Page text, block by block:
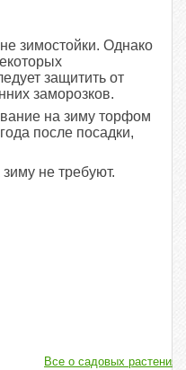
зимостойки. Однако
защитить от
заморозков.
на зиму торфом
после посадки,
не требуют.
Все о садовых растениях